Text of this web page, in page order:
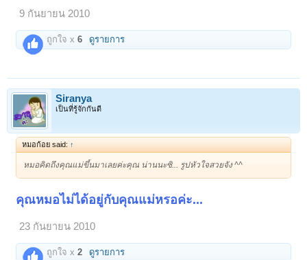
9 กันยายน 2010
ถูกใจ x6 ดูรายการ
Siranya
เป็นที่รู้จักกันดี
หมอก้อย said: ↑
หมอคิดถึงคุณแม่ขึ้นมาเลยค่ะคุณ น่านนะซิ... รูปหัวใจสวยจัง ^^
คุณหมอไม่ได้อยู่กับคุณแม่หรอค่ะ...
23 กันยายน 2010
ถูกใจ x2 ดูรายการ